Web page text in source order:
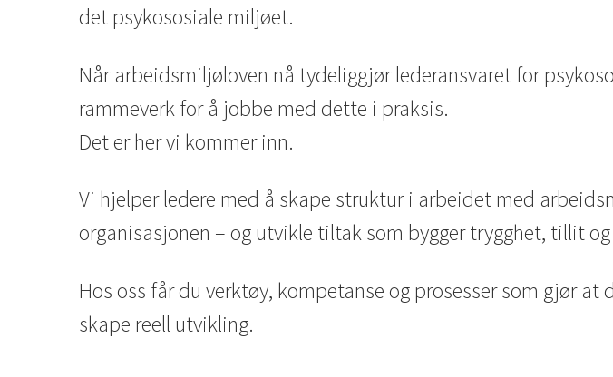
det psykososiale miljøet.
Når arbeidsmiljøloven nå tydeliggjør lederansvaret for
rammeverk for å jobbe med dette i praksis.
Det er her vi kommer inn.
Vi hjelper ledere med å skape struktur i arbeidet med
organisasjonen – og utvikle tiltak som bygger trygghet, tillit
Hos oss får du verktøy, kompetanse og prosesser som gjør
skape reell utvikling.